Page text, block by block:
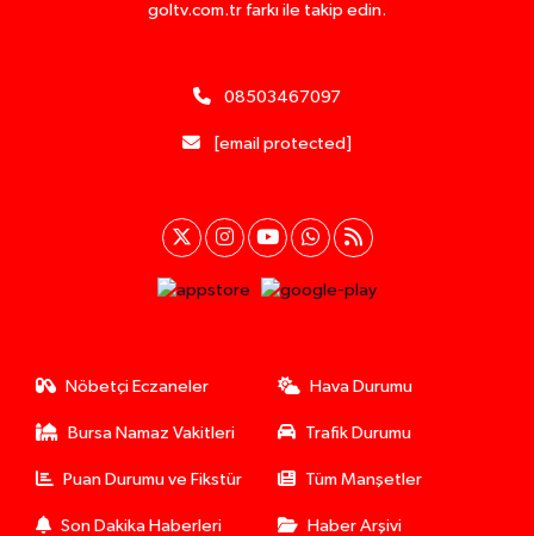
goltv.com.tr farkı ile takip edin.
08503467097
[email protected]
Nöbetçi Eczaneler Hava Durumu
Bursa Namaz Vakitleri Trafik Durumu
Puan Durumu ve Fikstür Tüm Manşetler
Son Dakika Haberleri Haber Arşivi